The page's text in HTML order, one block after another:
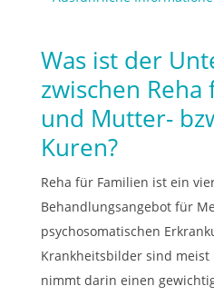
Was ist der
zwischen
und Mutter-
Kuren?
Reha für Familien ist ein
Behandlungsangebot für
psychosomatischen
Krankheitsbilder sind meist
nimmt darin einen